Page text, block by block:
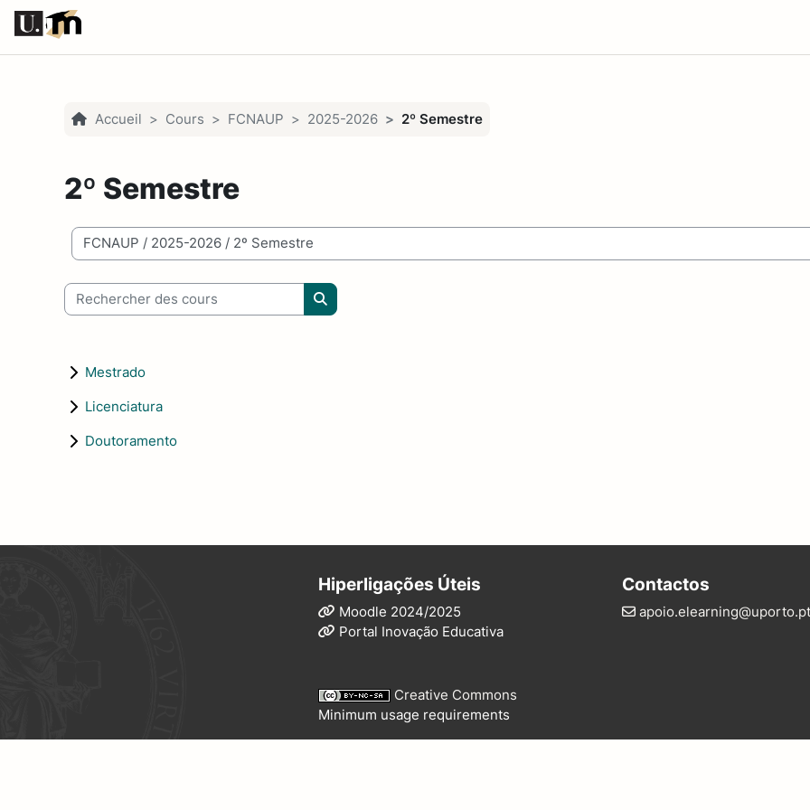
Passer au contenu principal
Accueil Cours FCNAUP 2025-2026 2º Semestre
2º Semestre
Catégories de cours
Rechercher des cours
Rechercher des cours
Mestrado
Licenciatura
Doutoramento
Hiperligações Úteis
Moodle 2024/2025
Portal Inovação Educativa
Contactos
apoio.elearning@uporto.pt
Creative Commons
Minimum usage requirements